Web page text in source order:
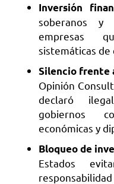
Inversión
soberanos y
empresas
sistemáticas de
Silencio frente
Opinión
declaró
gobiernos
económicas y
Bloqueo de
Estados